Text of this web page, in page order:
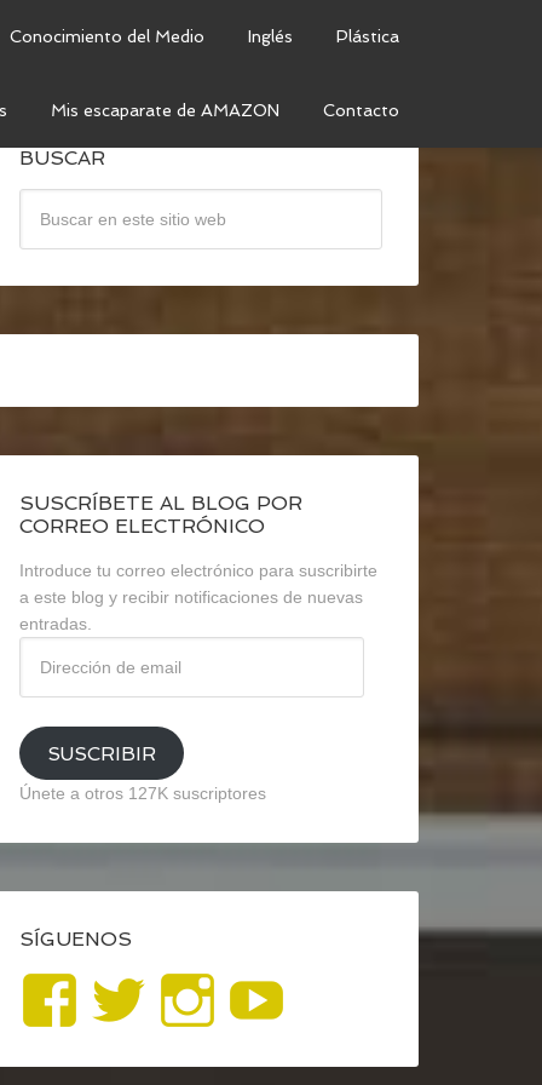
Conocimiento del Medio Inglés Plástica
Mis escaparate de AMAZON Contacto
BUSCAR
SUSCRÍBETE AL BLOG POR
CORREO ELECTRÓNICO
Introduce tu correo electrónico para suscribirte
a este blog y recibir notificaciones de nuevas
entradas.
email
SUSCRIBIR
Únete a otros 127K suscriptores
SÍGUENOS
Ver
perfil
Ver
perfil
Ver
perfil